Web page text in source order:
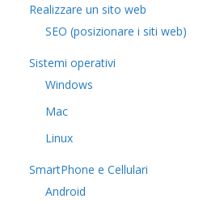
Realizzare un sito web
SEO (posizionare i siti web)
Sistemi operativi
Windows
Mac
Linux
SmartPhone e Cellulari
Android